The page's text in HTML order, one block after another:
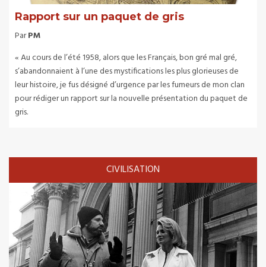
Rapport sur un paquet de gris
ParPM
« Au cours de l’été 1958, alors que les Français, bon gré mal gré,
s’abandonnaient à l’une des mystifications les plus glorieuses de
leur histoire, je fus désigné d’urgence par les fumeurs de mon clan
pour rédiger un rapport sur la nouvelle présentation du paquet de
gris.
CIVILISATION